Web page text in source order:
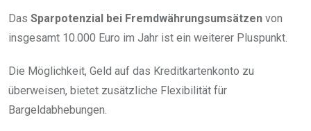
Das Sparpotenzial bei Fremdwährungsumsätzen von
insgesamt 10.000 Euro im Jahr ist ein weiterer Pluspunkt.
Die Möglichkeit, Geld auf das Kreditkartenkonto zu
überweisen, bietet zusätzliche Flexibilität für
Bargeldabhebungen.